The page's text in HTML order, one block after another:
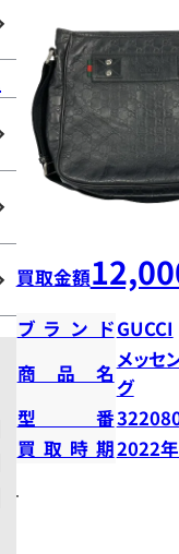
買取金額
ブランドGUCCI
商品名
メッセ
グ
型番
買取時期2022